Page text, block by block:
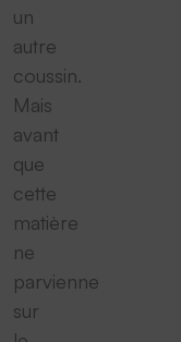
un
autre
coussin.
Mais
avant
que
cette
matière
ne
parvienne
sur